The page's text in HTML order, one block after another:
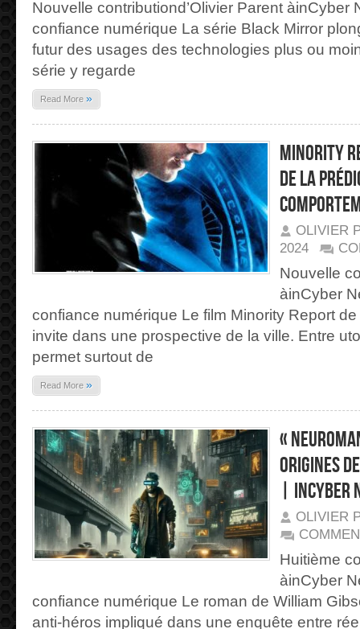
Nouvelle contributiond’Olivier Parent àinCyber
confiance numérique La série Black Mirror
futur des usages des technologies plus ou
série y regarde
Read More »
Minority
de la
OLIVIER
2024
Nouvelle
àinCyber
confiance numérique Le film Minority Report
invite dans une prospective de la ville. Entre
permet surtout de
Read More »
«
origines
| inCyber
OLIVIER
Huitième
àinCyber
confiance numérique Le roman de William
anti-héros impliqué dans une enquête entre